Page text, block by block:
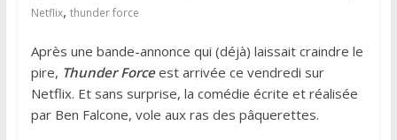
Netflix, thunder force
Après une bande-annonce qui (déjà) laissait craindre le
pire, Thunder Forceest arrivée ce vendredi sur
Netflix. Et sans surprise, la comédie écrite et réalisée
par Ben Falcone, vole aux ras des pâquerettes.